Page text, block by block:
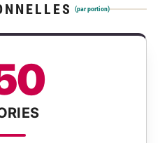
(par portion)